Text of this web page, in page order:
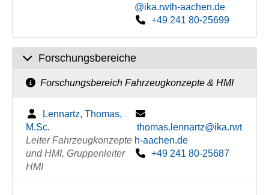
@ika.rwth-aachen.de
+49 241 80-25699
Forschungsbereiche
Forschungsbereich Fahrzeugkonzepte & HMI
Lennartz, Thomas,
M.Sc.
Leiter Fahrzeugkonzepte
und HMI, Gruppenleiter
HMI
thomas.lennartz@ika.rwt
h-aachen.de
+49 241 80-25687